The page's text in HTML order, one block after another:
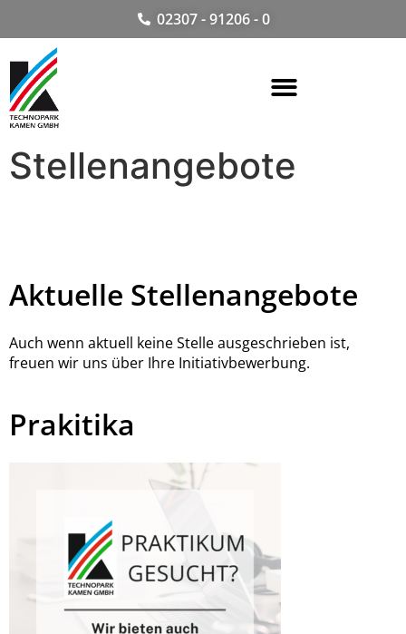
02307 - 91206 - 0
Stellenangebote
Aktuelle Stellenangebote
Auch wenn aktuell keine Stelle ausgeschrieben ist,
freuen wir uns über Ihre Initiativbewerbung.
Prakitika